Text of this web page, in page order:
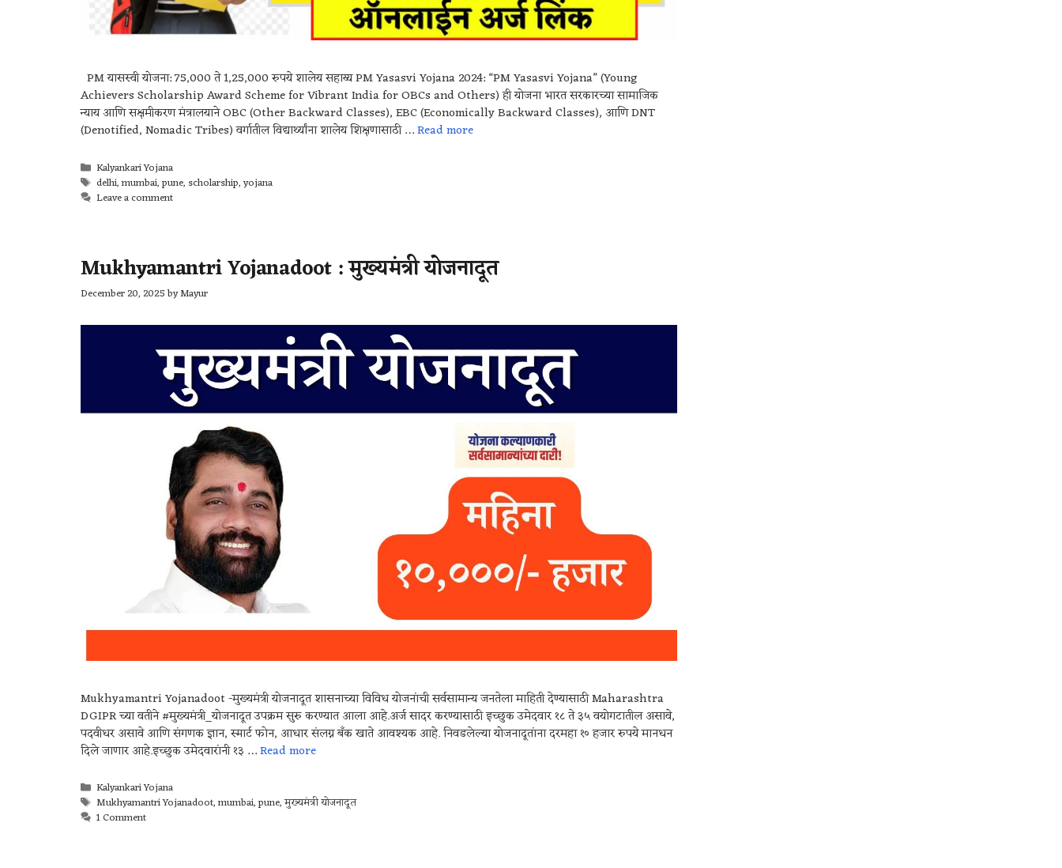
PM यासस्वी योजना: 75,000 ते 1,25,000 रुपये शालेय सहाय्य PM Yasasvi Yojana 2024: “PM Yasasvi Yojana” (Young
Achievers Scholarship Award Scheme for Vibrant India for OBCs and Others) ही योजना भारत सरकारच्या सामाजिक
न्याय आणि सक्षमीकरण मंत्रालयाने OBC (Other Backward Classes), EBC (Economically Backward Classes), आणि DNT
(Denotified, Nomadic Tribes) वर्गातील विद्यार्थ्यांना शालेय शिक्षणासाठी …Read more
Kalyankari Yojana
delhi,mumbai,pune, scholarship,yojana
Leave a comment
Mukhyamantri Yojanadoot : मुख्यमंत्री योजनादूत
December 20, 2025byMayur
Mukhyamantri Yojanadoot -मुख्यमंत्री योजनादूत शासनाच्या विविध योजनांची सर्वसामान्य जनतेला माहिती देण्यासाठी Maharashtra
DGIPR च्या वतीने #मुख्यमंत्री_योजनादूत उपक्रम सुरु करण्यात आला आहे.अर्ज सादर करण्यासाठी इच्छुक उमेदवार १८ ते ३५ वयोगटातील असावे,
पदवीधर असावे आणि संगणक ज्ञान, स्मार्ट फोन, आधार संलग्न बँक खाते आवश्यक आहे. निवडलेल्या योजनादूतांना दरमहा १० हजार रुपये मानधन
दिले जाणार आहे.इच्छुक उमेदवारांनी १३ …Read more
Kalyankari Yojana
Mukhyamantri Yojanadoot,mumbai,pune,मुख्यमंत्री योजनादूत
1 Comment